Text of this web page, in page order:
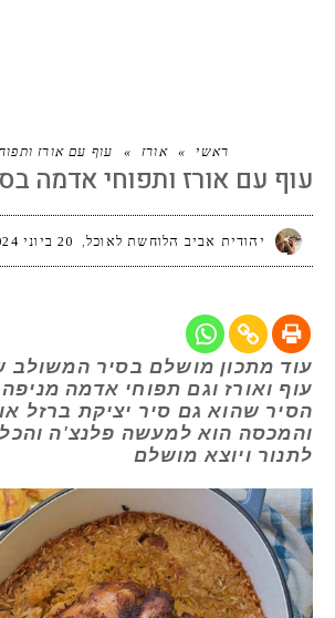
ראשי » אורז » עוף עם אורז
עוף עם אורז ותפוחי אדמה
יהודית אביב הלוחשת לאוכל 20 ביוני 2024
עוד מתכון מושלם בסיר המשולב
עוף ואורז וגם תפוחי אדמה
הסיר שהוא גם סיר יציקת ברזל
והמכסה הוא למעשה פלנצ'ה והכל
לתנור ויוצא מושלם